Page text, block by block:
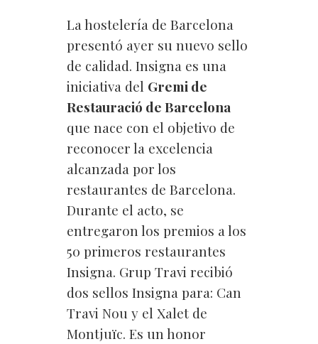
La hostelería de Barcelona
presentó ayer su nuevo sello
de calidad. Insigna es una
iniciativa del Gremi de
Restauració de Barcelona
que nace con el objetivo de
reconocer la excelencia
alcanzada por los
restaurantes de Barcelona.
Durante el acto, se
entregaron los premios a los
50 primeros restaurantes
Insigna. Grup Travi recibió
dos sellos Insigna para: Can
Travi Nou y el Xalet de
Montjuïc. Es un honor